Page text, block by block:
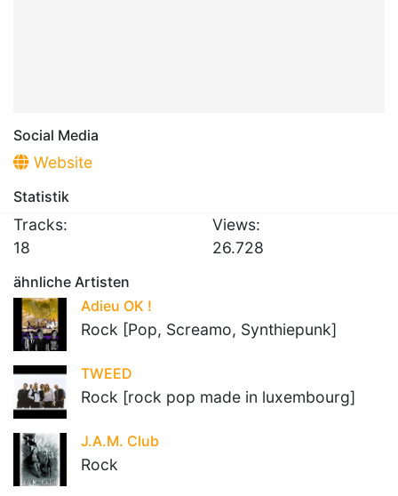
Social Media
Website
Statistik
Tracks:
18
Views:
26.728
ähnliche Artisten
Adieu OK !
Rock [Pop, Screamo, Synthiepunk]
TWEED
Rock [rock pop made in luxembourg]
J.A.M. Club
Rock